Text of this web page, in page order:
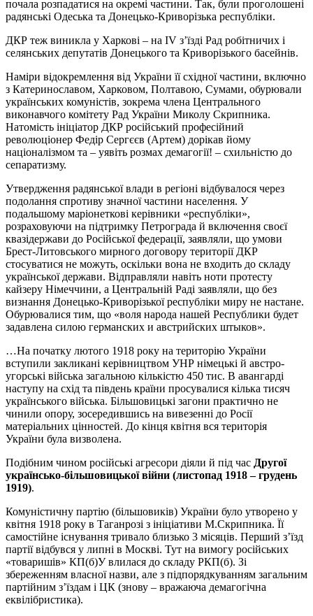
почала розпадатися на окремі частини. Так, були проголошені
радянські Одеська та Донецько-Криворізька республіки.
ДКР теж виникла у Харкові – на IV з’їзді Рад робітничих і
селянських депутатів Донецького та Криворізького басейнів.
Наміри відокремлення від України її східної частини, включно
з Катеринославом, Харковом, Полтавою, Сумами, обурювали
українських комуністів, зокрема члена Центрального
виконавчого комітету Рад України Миколу Скрипника.
Натомість ініціатор ДКР російський професійний
революціонер Федір Сергєєв (Артем) дорікав йому
націоналізмом та – уявіть розмах демагогії! – схильністю до
сепаратизму.
Утвердження радянської влади в регіоні відбувалося через
подолання спротиву значної частини населення. У
подальшому маріонеткові керівники «республіки»,
розраховуючи на підтримку Петрограда й включення своєї
квазідержави до Російської федерації, заявляли, що умови
Брест-Литовського мирного договору території ДКР
стосуватися не можуть, оскільки вона не входить до складу
української держави. Відправляли навіть ноти протесту
кайзеру Німеччини, а Центральній Раді заявляли, що без
визнання Донецько-Криворізької республіки миру не настане.
Обурювалися тим, що «воля народа нашей Республики будет
задавлена силою германских и австрийских штыков».
…На початку лютого 1918 року на територію України
вступили закликані керівництвом УНР німецькі й австро-
угорські війська загальною кількістю 450 тис. В авангарді
наступу на схід та південь країни просувалися кілька тисяч
українського війська. Більшовицькі загони практично не
чинили опору, зосередившись на вивезенні до Росії
матеріальних цінностей. До кінця квітня вся територія
України була визволена.
Подібним чином російські агресори діяли й під час Другої
українсько-більшовицької війни (листопад 1918 – грудень
1919).
Комуністичну партію (більшовиків) України було утворено у
квітня 1918 року в Таганрозі з ініціативи М.Скрипника. Її
самостійне існування тривало близько 3 місяців. Перший з’їзд
партії відбувся у липні в Москві. Тут на вимогу російських
«товаришів» КП(б)У влилася до складу РКП(б). Зі
збереженням власної назви, але з підпорядкуванням загальним
партійним з’їздам і ЦК (знову – вражаюча демагогічна
еквілібристика).